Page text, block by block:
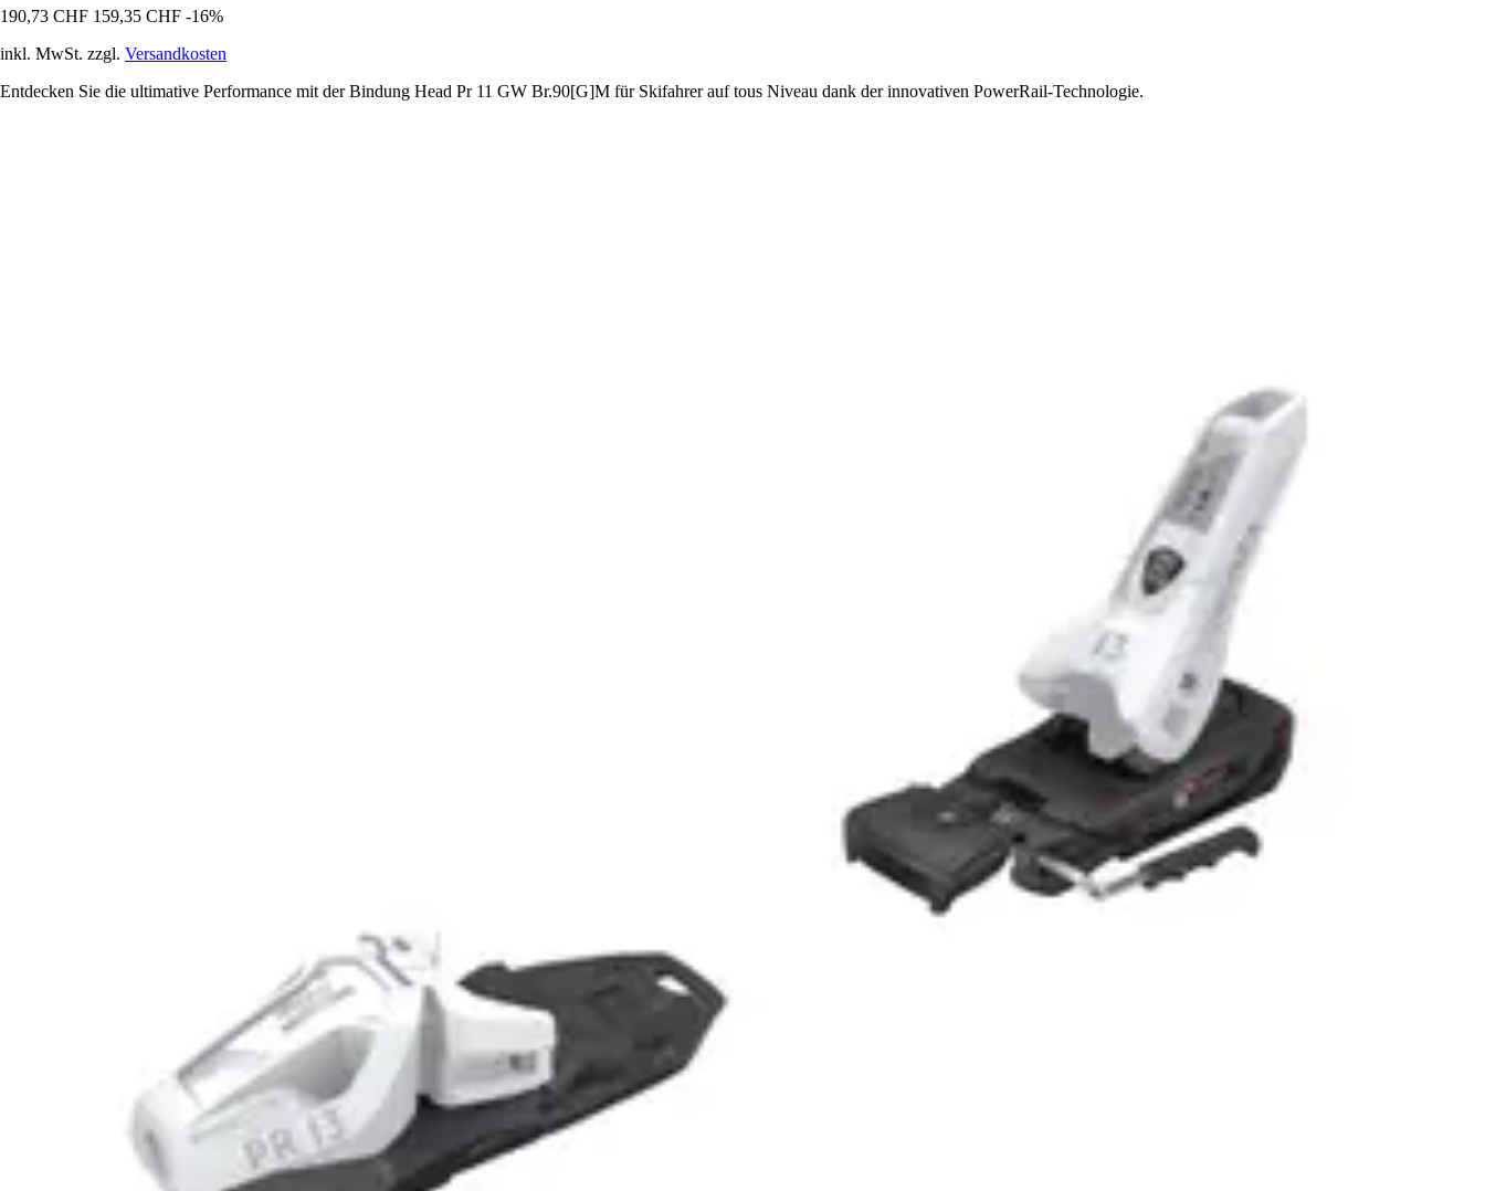
190,73 CHF 159,35 CHF -16%
inkl. MwSt. zzgl. Versandkosten
Entdecken Sie die ultimative Performance mit der Bindung Head Pr 11 GW Br.90[G]M für Skifahrer auf tous Niveau dank der innovativen PowerRail-Technologie.